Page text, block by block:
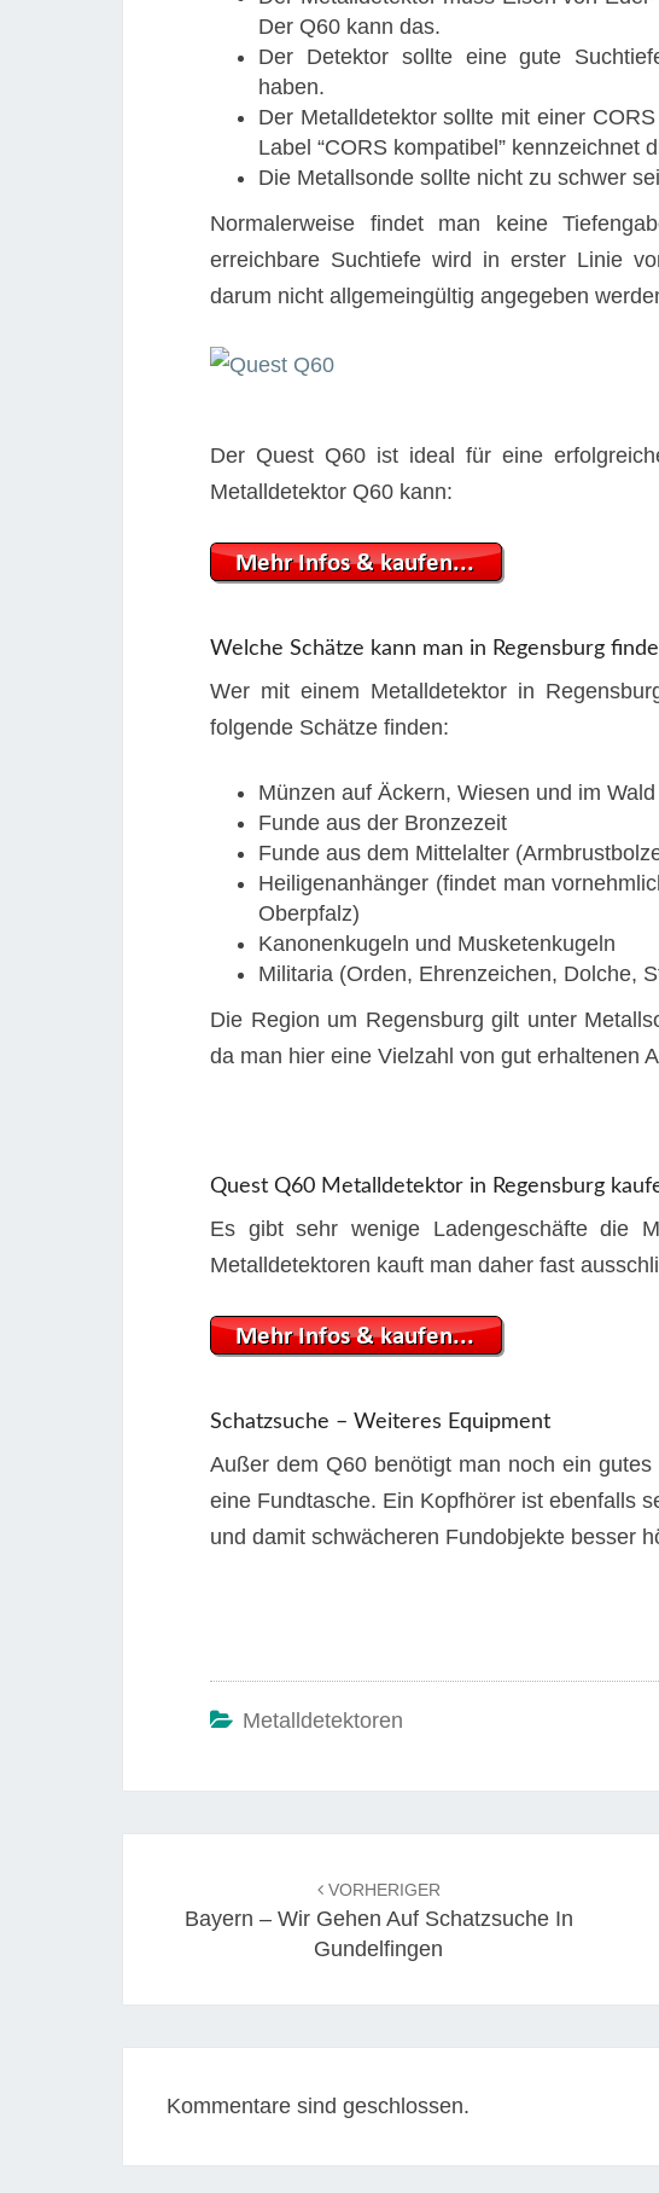
Der Q60 kann das.
Der Detektor sollte eine gute
haben.
Der Metalldetektor sollte mit einer
Label “CORS kompatibel” kennzeichnet
Die Metallsonde sollte nicht zu schwer
Normalerweise findet man keine
erreichbare Suchtiefe wird in erster Linie
darum nicht allgemeingültig angegeben
Der Quest Q60 ist ideal für eine
Metalldetektor Q60 kann:
Welche Schätze kann man in Regensburg
Wer mit einem Metalldetektor in
folgende Schätze finden:
Münzen auf Äckern, Wiesen und im Wald
Funde aus der Bronzezeit
Funde aus dem Mittelalter
Heiligenanhänger (findet man
Oberpfalz)
Kanonenkugeln und Musketenkugeln
Militaria (Orden, Ehrenzeichen, Dolche,
Die Region um Regensburg gilt unter
da man hier eine Vielzahl von gut erhaltenen
Quest Q60 Metalldetektor in Regensburg
Es gibt sehr wenige Ladengeschäfte die
Metalldetektoren kauft man daher fast
Schatzsuche – Weiteres Equipment
Außer dem Q60 benötigt man noch ein
eine Fundtasche. Ein Kopfhörer ist ebenfalls
und damit schwächeren Fundobjekte besser
Metalldetektoren
VORHERIGER
Bayern – Wir Gehen Auf Schatzsuche In
Gundelfingen
Kommentare sind geschlossen.